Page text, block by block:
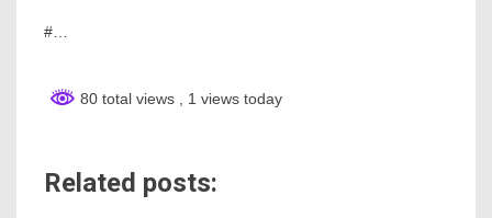
#…
80 total views , 1 views today
Related posts: